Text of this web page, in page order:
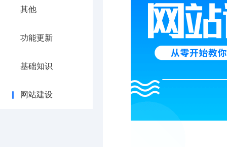
其他
功能更新
基础知识
网站建设